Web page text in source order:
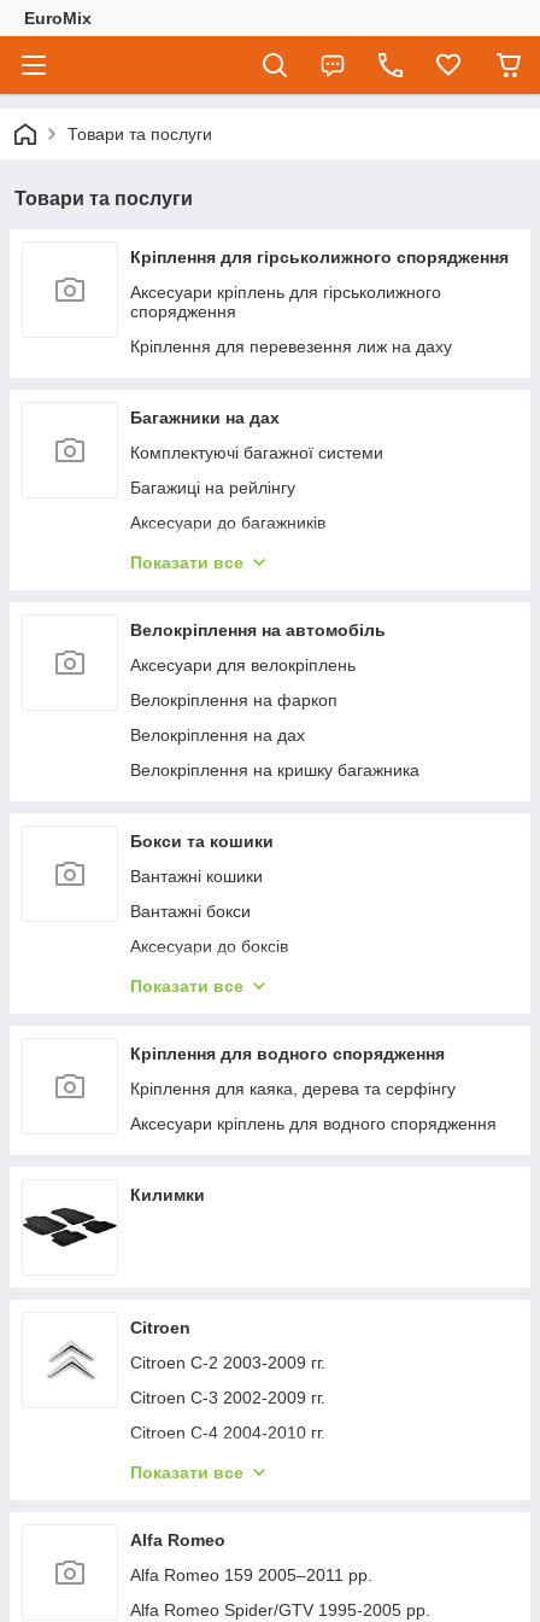
EuroMix
Товари та послуги
Товари та послуги
Кріплення для гірськолижного спорядження
Аксесуари кріплень для гірськолижного
спорядження
Кріплення для перевезення лиж на даху
Багажники на дах
Комплектуючі багажної системи
Багажиці на рейлінгу
Аксесуари до багажників
Багажиці в штатне місце
Багажиці на інтегровані рейлінги
Багажники на водості
Показати все
Велокріплення на автомобіль
Аксесуари для велокріплень
Велокріплення на фаркоп
Велокріплення на дах
Велокріплення на кришку багажника
Бокси та кошики
Вантажні кошики
Вантажні бокси
Аксесуари до боксів
Палатки на дах
Бокси на фаркоп
Показати все
Кріплення для водного спорядження
Кріплення для каяка, дерева та серфінгу
Аксесуари кріплень для водного спорядження
Килимки
Citroen
Citroen C-2 2003-2009 гг.
Citroen C-3 2002-2009 гг.
Citroen C-4 2004-2010 гг.
Citroen C-1 2005-2014 гг.
Citroen C-4 Picasso 2006-2013 гг.
Citroen Nemo 2007-2017 гг.
Citroen Berlingo 1996-2008 гг.
Показати все
Alfa Romeo
Alfa Romeo 159 2005–2011 рр.
Alfa Romeo Spider/GTV 1995-2005 рр.